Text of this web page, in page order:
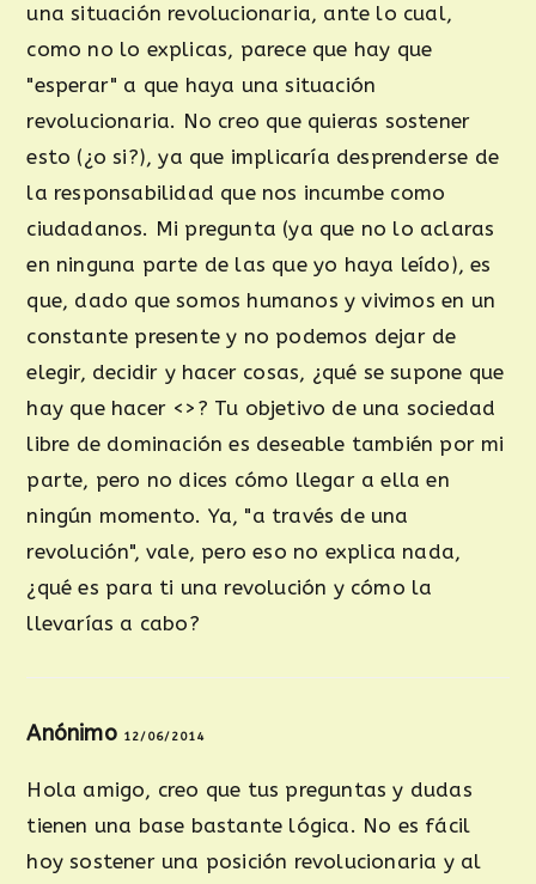
una situación revolucionaria, ante lo cual,
como no lo explicas, parece que hay que
"esperar" a que haya una situación
revolucionaria. No creo que quieras sostener
esto (¿o si?), ya que implicaría desprenderse de
la responsabilidad que nos incumbe como
ciudadanos. Mi pregunta (ya que no lo aclaras
en ninguna parte de las que yo haya leído), es
que, dado que somos humanos y vivimos en un
constante presente y no podemos dejar de
elegir, decidir y hacer cosas, ¿qué se supone que
hay que hacer <>? Tu objetivo de una sociedad
libre de dominación es deseable también por mi
parte, pero no dices cómo llegar a ella en
ningún momento. Ya, "a través de una
revolución", vale, pero eso no explica nada,
¿qué es para ti una revolución y cómo la
llevarías a cabo?
Anónimo 12/06/2014
Hola amigo, creo que tus preguntas y dudas
tienen una base bastante lógica. No es fácil
hoy sostener una posición revolucionaria y al